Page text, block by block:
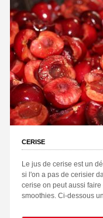
CERISE
Le jus de cerise est un
si l'on a pas de cerisier
cerise on peut aussi
smoothies. Ci-dessous